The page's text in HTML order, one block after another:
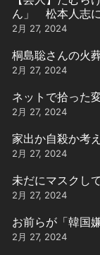
ん」 松本人志
用
2月 27, 2024
桐島聡さんの火
2月 27, 2024
ネットで拾った
2月 27, 2024
家出か自殺か考
2月 27, 2024
未だにマスクし
2月 27, 2024
お前らが「韓国
2月 27, 2024